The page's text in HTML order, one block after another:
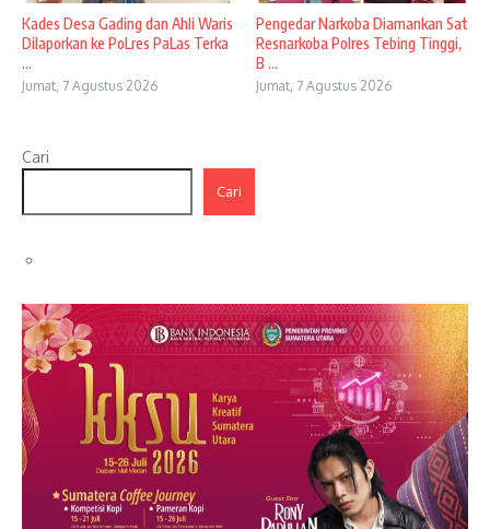
Kades Desa Gading dan Ahli Waris
Dilaporkan ke PoLres PaLas Terka
...
Jumat, 7 Agustus 2026
Pengedar Narkoba Diamankan Sat
Resnarkoba Polres Tebing Tinggi,
B ...
Jumat, 7 Agustus 2026
Cari
Cari